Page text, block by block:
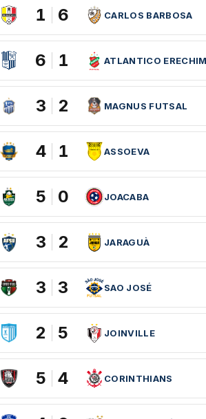
1 6 CARLOS BARBOSA
6 1 ATLANTICO
3 2 MAGNUS FUTSAL
4 1 ASSOEVA
5 0 JOACABA
3 2 JARAGUÀ
3 3 SAO JOSÉ
2 5 JOINVILLE
5 4 CORINTHIANS